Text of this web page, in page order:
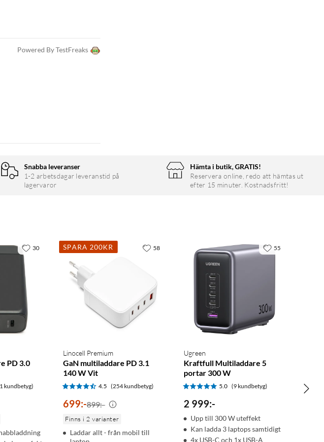
Strömförgrening
Powered By TestFreaks
Snabba leveranser
1-2 arbetsdagar leveranstid på
lagervaror
Hämta i butik, GRATIS!
Reservera online, redo att hämtas ut
efter 15 minuter. Kostnadsfritt!
PD 3.0
kundbetyg)
30 SPARA 200KR
Linocell Premium
GaN multiladdare PD 3.1
140 W Vit
4.5 (254 kundbetyg)
699:-899:-
Finns i 2 varianter
Laddar allt - från mobil till
58
Ugreen
Kraftfull Multiladdare 5
portar 300 W
5.0 (9 kundbetyg)
2 999:-
Upp till 300 W uteffekt
Kan ladda 3 laptops samtidigt
4x USB-C och 1x USB-A
55